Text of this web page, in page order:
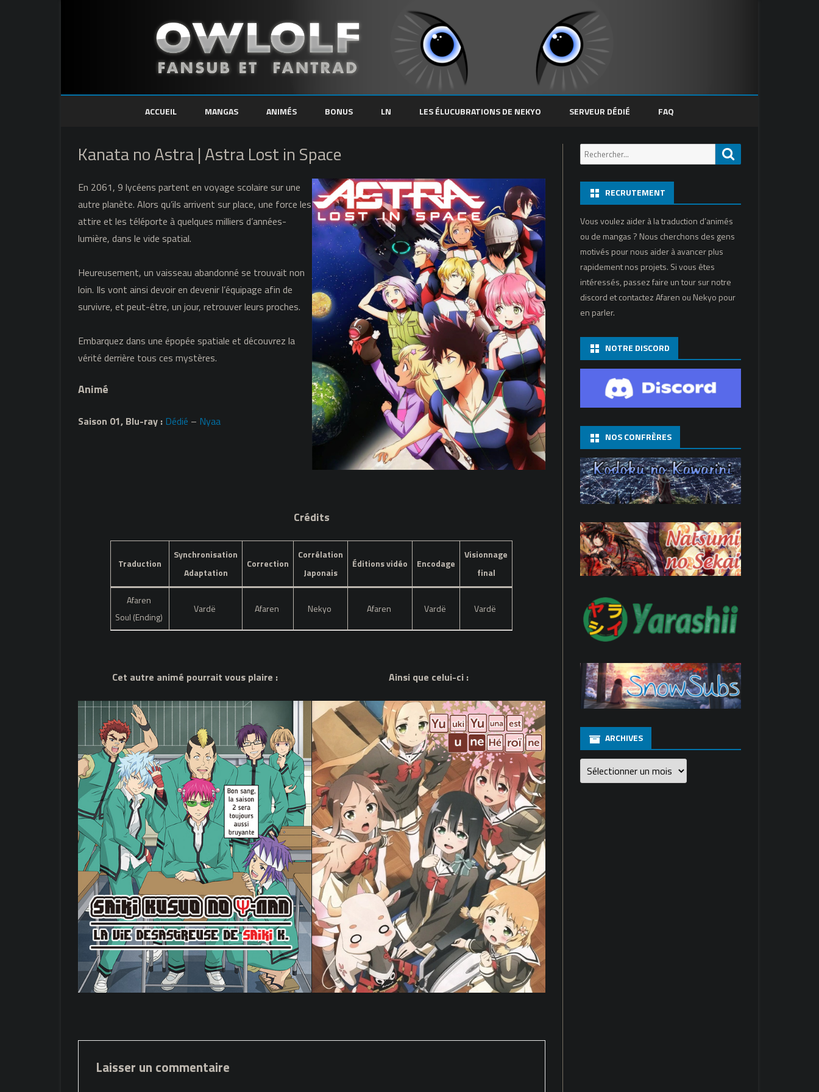
Skip
ACCUEIL MANGAS ANIMÉS BONUS LN LES ÉLUCUBRATIONS DE NEKYO SERVEUR DÉDIÉ FAQ
Kanata no Astra | Astra Lost in Space
En 2061, 9 lycéens partent en voyage scolaire sur une
autre planète. Alors qu’ils arrivent sur place, une force les
attire et les téléporte à quelques milliers d’années-
lumière, dans le vide spatial.
Heureusement, un vaisseau abandonné se trouvait non
loin. Ils vont ainsi devoir en devenir l’équipage afin de
survivre, et peut-être, un jour, retrouver leurs proches.
Embarquez dans une épopée spatiale et découvrez la
vérité derrière tous ces mystères.
Animé
Saison 01, Blu-ray : Dédié – Nyaa
Crédits
Traduction
Synchronisation
Adaptation
Correction
Corrélation
Japonais
Éditions vidéo Encodage
Visionnage
final
Afaren
Soul (Ending)
Vardë Afaren Nekyo Afaren Vardë Vardë
Cet autre animé pourrait vous plaire : Ainsi que celui-ci :
Laisser un commentaire
Recherche
pour:
RECRUTEMENT
Vous voulez aider à la traduction d’animés
ou de mangas ? Nous cherchons des gens
motivés pour nous aider à avancer plus
rapidement nos projets. Si vous êtes
intéressés, passez faire un tour sur notre
discord et contactez Afaren ou Nekyo pour
en parler.
NOTRE DISCORD
NOS CONFRÈRES
ARCHIVES
Archives